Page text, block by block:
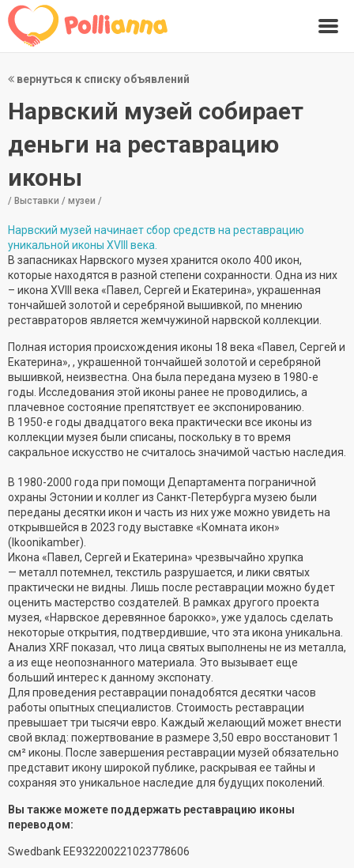
вернуться к списку объявлений
Нарвский музей собирает
деньги на реставрацию
иконы
/ Выставки / музеи /
Нарвский музей начинает сбор средств на реставрацию
уникальной иконы XVIII века.
В запасниках Нарвского музея хранится около 400 икон,
которые находятся в разной степени сохранности. Одна из них
– икона XVIII века «Павел, Сергей и Екатерина», украшенная
тончайшей золотой и серебряной вышивкой, по мнению
реставраторов является жемчужиной нарвской коллекции.
Полная история происхождения иконы 18 века «Павел, Сергей и
Екатерина», , украшенной тончайшей золотой и серебряной
вышивкой, неизвестна. Она была передана музею в 1980-е
годы. Исследования этой иконы ранее не проводились, а
плачевное состояние препятствует ее экспонированию.
В 1950-е годы двадцатого века практически все иконы из
коллекции музея были списаны, поскольку в то время
сакральное искусство не считалось значимой частью наследия.
В 1980-2000 года при помощи Департамента пограничной
охраны Эстонии и коллег из Санкт-Петербурга музею были
переданы десятки икон и часть из них уже можно увидеть на
открывшейся в 2023 году выставке «Комната икон»
(Ikoonikamber).
Икона «Павел, Сергей и Екатерина» чрезвычайно хрупка
— металл потемнел, текстиль разрушается, и лики святых
практически не видны. Лишь после реставрации можно будет
оценить мастерство создателей. В рамках другого проекта
музея, «Нарвское деревянное барокко», уже удалось сделать
некоторые открытия, подтвердившие, что эта икона уникальна.
Анализ XRF показал, что лица святых выполнены не из металла,
а из еще неопознанного материала. Это вызывает еще
больший интерес к данному экспонату.
Для проведения реставрации понадобятся десятки часов
работы опытных специалистов. Стоимость реставрации
превышает три тысячи евро. Каждый желающий может внести
свой вклад: пожертвование в размере 3,50 евро восстановит 1
см² иконы. После завершения реставрации музей обязательно
представит икону широкой публике, раскрывая ее тайны и
сохраняя это уникальное наследие для будущих поколений.
Вы также можете поддержать реставрацию иконы
переводом:
Swedbank EE932200221023778606